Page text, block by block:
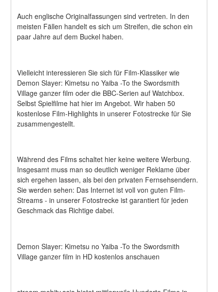
Auch englische Originalfassungen sind vertreten. In den
meisten Fällen handelt es sich um Streifen, die schon ein
paar Jahre auf dem Buckel haben.
Vielleicht interessieren Sie sich für Film-Klassiker wie
Demon Slayer: Kimetsu no Yaiba -To the Swordsmith
Village ganzer film oder die BBC-Serien auf Watchbox.
Selbst Spielfilme hat hier im Angebot. Wir haben 50
kostenlose Film-Highlights in unserer Fotostrecke für Sie
zusammengestellt.
Während des Films schaltet hier keine weitere Werbung.
Insgesamt muss man so deutlich weniger Reklame über
sich ergehen lassen, als bei den privaten Fernsehsendern.
Sie werden sehen: Das Internet ist voll von guten Film-
Streams - in unserer Fotostrecke ist garantiert für jeden
Geschmack das Richtige dabei.
Demon Slayer: Kimetsu no Yaiba -To the Swordsmith
Village ganzer film in HD kostenlos anschauen